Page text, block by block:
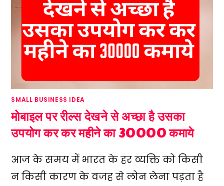
SMALL BUSINESS IDEA
मोबाइल पर रील्स देखने से अच्छा है उसका
उपयोग कर कर महीने का 30000 कमाये
आज के समय में भारत के हर व्यक्ति को किसी
न किसी कारण के वजह से लोन लेना पड़ता है